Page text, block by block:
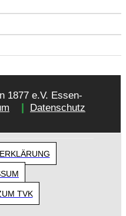
1877 e.V. Essen-
| Datenschutz
TVK